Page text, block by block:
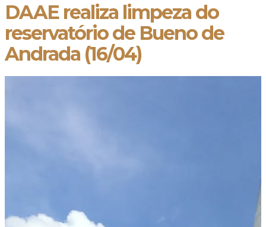
DAAE realiza limpeza do
reservatório de Bueno de
Andrada (16/04)